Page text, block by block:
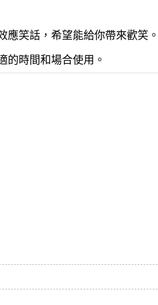
應笑話，希望能給你帶來歡笑
的時間和場合使用。